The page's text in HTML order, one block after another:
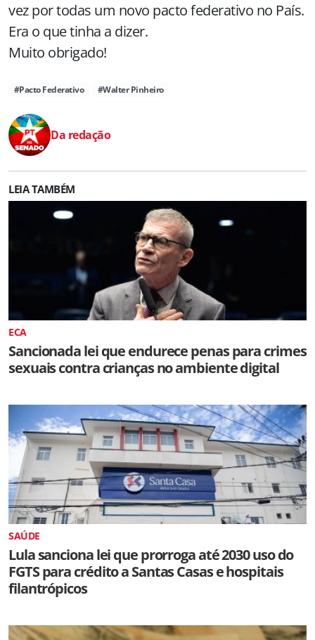
vez por todas um novo pacto federativo no País.
Era o que tinha a dizer.
Muito obrigado!
#Pacto Federativo #Walter Pinheiro
Da redação
LEIA TAMBÉM
ECA
Sancionada lei que endurece penas para crimes
sexuais contra crianças no ambiente digital
SAÚDE
Lula sanciona lei que prorroga até 2030 uso do
FGTS para crédito a Santas Casas e hospitais
filantrópicos